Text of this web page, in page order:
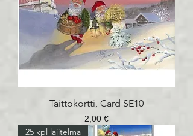
Taittokortti, Card SE10
Hinta
2,00 €
25 kpl lajitelma